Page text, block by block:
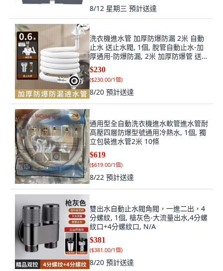
8/12 星期三 預計送達
洗衣機進水管 加厚防爆防漏 2米 自動
止水 送止水閥, 1個, 脫管自動止水-加
厚通用-防爆防漏, 2米 加厚防爆管 送
止水閥, N/A
$230
($230.00/1個)
8/20 預計送達
通用型全自動洗衣機進水軟管進水管耐
高壓四層防爆型號通用冷熱水, 1個, 獨
立包裝進水管2米 10條
$619
($619.00/1個)
8/22 預計送達
雙出水自動止水閥角閥，一進二出，4
分螺紋, 1個, 槍灰色-大流量出水,4分螺
紋口+4分螺紋口, N/A
$381
($381.00/1個)
8/20 預計送達